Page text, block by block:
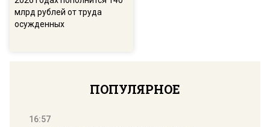
млрд рублей от труда
осужденных
ПОПУЛЯРНОЕ
16:57